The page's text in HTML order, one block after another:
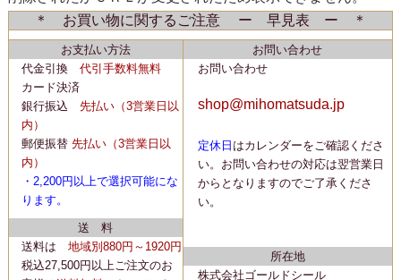
＊ お買い物に関するご注意 ー 早見表 ー ＊
お支払い方法
代金引換
代引手数料無料
カード決済
銀行振込
先払い（3営業日以
内）
郵便振替 先払い（3営業日以
内）
・2,200円以上で選択可能にな
ります。
送 料
送料は 地域別880円～1920円
税込27,500円以上ご注文のお
お問い合わせ
お問い合わせ
shop@mihomatsuda.jp
定休日 はカレンダーをご確認くださ
い。 お問い合わせの対応は翌営業日
からとなりますのでご了承くださ
い。
所在地
株式会社ゴールドシール